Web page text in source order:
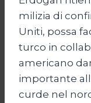
milizia di
Uniti, possa
turco in
americano
importante
curde nel